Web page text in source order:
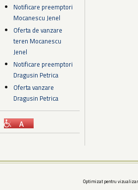
Notificare preemptori
Mocanescu Jenel
Oferta de vanzare
teren Mocanescu
Jenel
Notificare preemptori
Dragusin Petrica
Oferta vanzare
Dragusin Petrica
Optimizat pentru